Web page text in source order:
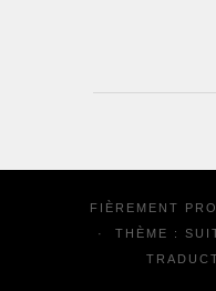
FIÈREMENT
·
THÈME :